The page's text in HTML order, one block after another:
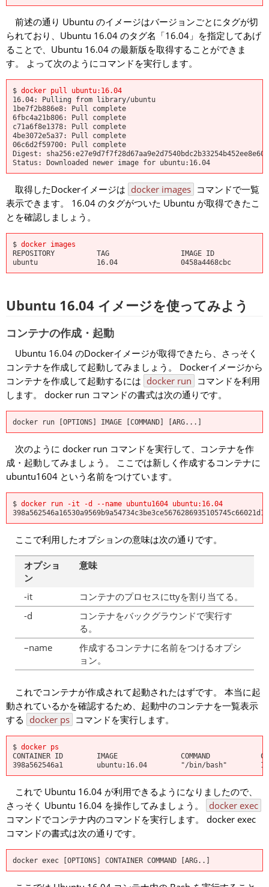
前述の通り Ubuntu のイメージはバージョンごとにタグが切
られており、Ubuntu 16.04 のタグ名「16.04」を指定してあげ
ることで、Ubuntu 16.04 の最新版を取得することができま
す。 よって次のようにコマンドを実行します。
$ docker pull ubuntu:16.04
16.04: Pulling from library/ubuntu
1be7f2b886e8: Pull complete
6fbc4a21b806: Pull complete
c71a6f8e1378: Pull complete
4be3072e5a37: Pull complete
06c6d2f59700: Pull complete
Digest:
Status: Downloaded newer image for ubuntu:16.04
取得したDockerイメージは docker images コマンドで一覧
表示できます。 16.04 のタグがついた Ubuntu が取得できたこ
とを確認しましょう。
$ docker images
REPOSITORY TAG IMAGE ID
ubuntu 16.04 0458a4468cbc 3
Ubuntu 16.04 イメージを使ってみよう
コンテナの作成・起動
Ubuntu 16.04 のDockerイメージが取得できたら、さっそく
コンテナを作成して起動してみましょう。 Dockerイメージから
コンテナを作成して起動するには docker run コマンドを利用
します。 docker run コマンドの書式は次の通りです。
docker run [OPTIONS] IMAGE [COMMAND] [ARG...]
次のように docker run コマンドを実行して、コンテナを作
成・起動してみましょう。 ここでは新しく作成するコンテナに
ubuntu1604 という名前をつけています。
$ docker run -it -d --name ubuntu1604 ubuntu:16.04
ここで利用したオプションの意味は次の通りです。
オプショ
ン
意味
-it
コンテナのプロセスにttyを割り当てる。
-d
コンテナをバックグラウンドで実行す
る。
–name
作成するコンテナに名前をつけるオプシ
ョン。
これでコンテナが作成されて起動されたはずです。 本当に起
動されているかを確認するため、起動中のコンテナを一覧表示
する docker ps コマンドを実行します。
$ docker ps
CONTAINER ID IMAGE
398a562546a1 ubuntu:16.04 "/bin/
これで Ubuntu 16.04 が利用できるようになりましたので、
さっそく Ubuntu 16.04 を操作してみましょう。
docker exec
コマンドでコンテナ内のコマンドを実行します。 docker exec
コマンドの書式は次の通りです。
docker exec [OPTIONS] CONTAINER COMMAND [ARG..]